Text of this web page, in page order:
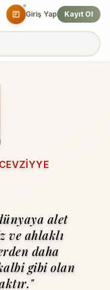
Giriş Yap Kayıt Ol
alet
ve ahlaklı
daha
gibi olan